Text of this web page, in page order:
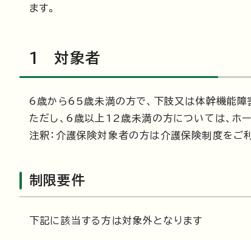
ます。
1 対象者
6歳から65歳未満の方で、下肢又は体幹機能障
ただし、6歳以上12歳未満の方については、ホ
注釈：介護保険対象者の方は介護保険制度をご
制限要件
下記に該当する方は対象外となります